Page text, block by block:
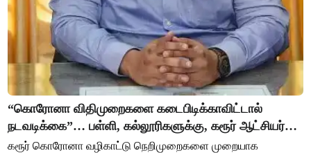
“கொரோனா விதிமுறைகளை கடைபிடிக்காவிட்டால்
நடவடிக்கை”… பள்ளி, கல்லூரிகளுக்கு, கரூர் ஆட்சியர்
எச்சரிக்கை!
கரூர் கொரோனா வழிகாட்டு நெறிமுறைகளை முறையாக